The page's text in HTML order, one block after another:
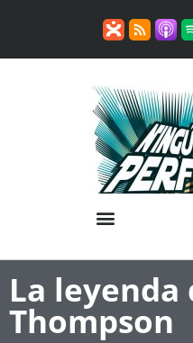
La leyenda
Thompson